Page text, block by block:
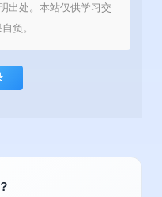
出处。本站仅供学习交
负。